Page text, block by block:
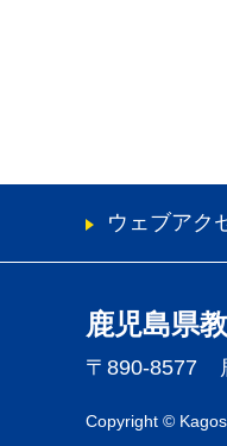
ウェブアク
鹿児島県
〒890-8577
Copyright ©